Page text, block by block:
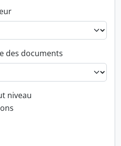
des documents
filter
niveau